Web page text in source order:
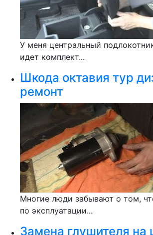
У меня центральный
идет комплект...
Шкода октавия тур
ремонт
Многие люди забывают о том,
по эксплуатации...
Замена глушителя на